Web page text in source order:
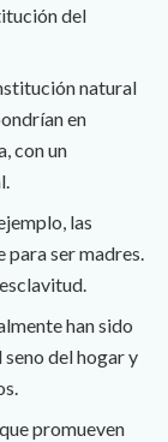
del
natural
en
con un
las
para ser madres.
han sido
del hogar y
promueven